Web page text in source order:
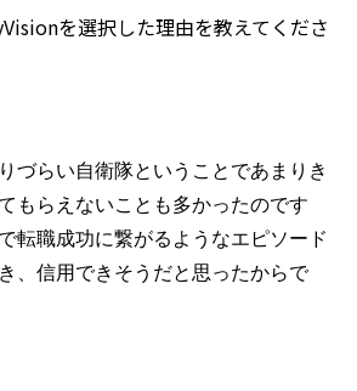
を選択した理由を教えてくださ
づらい自衛隊ということであまりき
もらえないことも多かったのです
転職成功に繋がるようなエピソード
、信用できそうだと思ったからで